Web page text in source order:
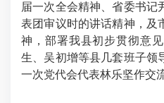
届一次全会精神、省委书记
表团审议时的讲话精神，及
神，部署我县初步贯彻意
生、吴初增等县几套班子领
一次党代会代表林乐坚作交